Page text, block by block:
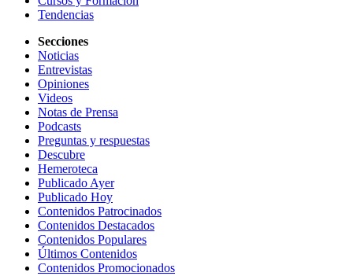
Tendencias
Secciones
Noticias
Entrevistas
Opiniones
Videos
Notas de Prensa
Podcasts
Preguntas y respuestas
Descubre
Hemeroteca
Publicado Ayer
Publicado Hoy
Contenidos Patrocinados
Contenidos Destacados
Contenidos Populares
Últimos Contenidos
Contenidos Promocionados